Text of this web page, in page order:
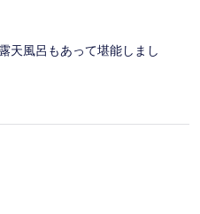
天風呂もあって堪能しまし